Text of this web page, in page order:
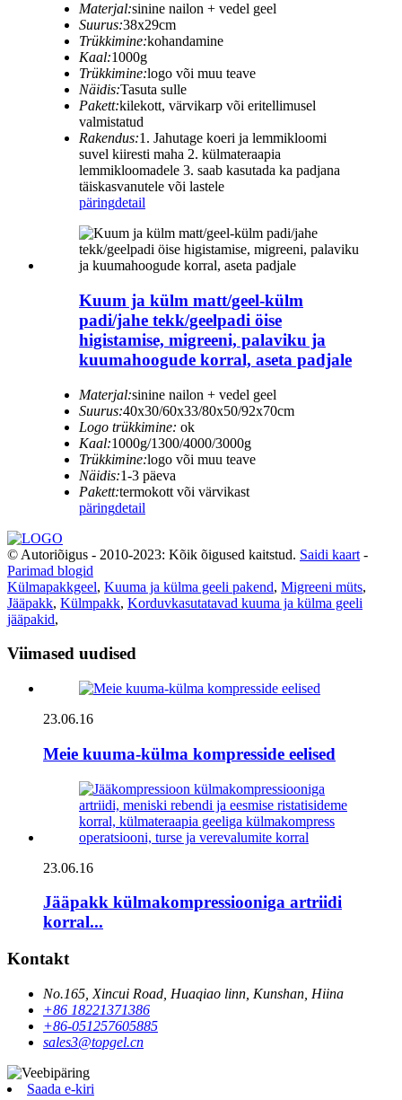
Materjal:sinine nailon + vedel geel
Suurus:38x29cm
Trükkimine:kohandamine
Kaal:1000g
Trükkimine:logo või muu teave
Näidis:Tasuta sulle
Pakett:kilekott, värvikarp või eritellimusel
valmistatud
Rakendus:1. Jahutage koeri ja lemmikloomi
suvel kiiresti maha 2. külmateraapia
lemmikloomadele 3. saab kasutada ka padjana
täiskasvanutele või lastele
päringdetail
Kuum ja külm matt/geel-külm
padi/jahe tekk/geelpadi öise
higistamise, migreeni, palaviku ja
kuumahoogude korral, aseta padjale
Materjal:sinine nailon + vedel geel
Suurus:40x30/60x33/80x50/92x70cm
Logo trükkimine: ok
Kaal:1000g/1300/4000/3000g
Trükkimine:logo või muu teave
Näidis:1-3 päeva
Pakett:termokott või värvikast
päringdetail
© Autoriõigus - 2010-2023: Kõik õigused kaitstud. Saidi kaart -
Parimad blogid
Külmapakkgeel, Kuuma ja külma geeli pakend, Migreeni müts,
Jääpakk, Külmpakk, Korduvkasutatavad kuuma ja külma geeli
jääpakid,
Viimased uudised
23.06.16
Meie kuuma-külma kompresside eelised
23.06.16
Jääpakk külmakompressiooniga artriidi
korral...
Kontakt
No.165, Xincui Road, Huaqiao linn, Kunshan, Hiina
+86 18221371386
+86-051257605885
sales3@topgel.cn
Saada e-kiri